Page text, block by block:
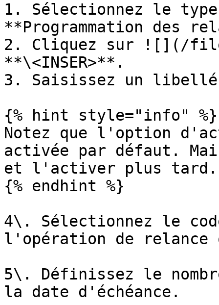
1. Sélectionnez le
**Programmation des
2. Cliquez sur ![](/files/
**\<INSER>**.
3. Saisissez un
{% hint style="info" %}
Notez que l'option
activée par défaut.
et l'activer plus tard.
{% endhint %}
4\. Sélectionnez le
l'opération de relance
5\. Définissez le
la date d'échéance.